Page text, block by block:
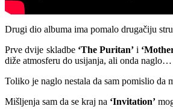
Drugi dio albuma ima pomalo drugačiju
Prve dvije skladbe ‘The Puritan’ i
diže atmosferu do usijanja, ali onda naglo…
Toliko je naglo nestala da sam pomislio da
Mišljenja sam da se kraj na ‘Invitation’